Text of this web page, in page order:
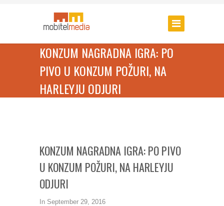
KONZUM NAGRADNA IGRA: PO
PIVO U KONZUM POŽURI, NA
HARLEYJU ODJURI
KONZUM NAGRADNA IGRA: PO PIVO
U KONZUM POŽURI, NA HARLEYJU
ODJURI
In September 29, 2016